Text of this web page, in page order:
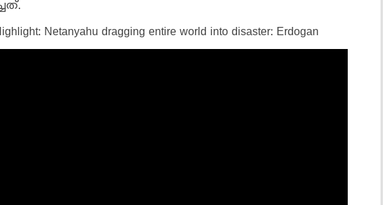
Netanyahu dragging entire world into disaster: Erdogan